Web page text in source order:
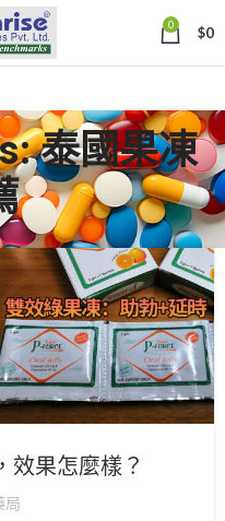
0 $0
泰國果凍
效果怎麼樣？
局